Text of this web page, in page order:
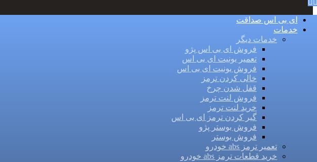
ای بی اس صداقت
خدمات
خدمات دیگر
فروش ای بی اس پژو
تعمیر یونیت ای بی اس
فروش یونیت ای بی اس
خالی کردن ترمز
قفل شدن چرخ
فروش لنت ترمز
خرید لنت ترمز
گیر کردن ترمز ای بی اس
فروش بوستر پژو
فروش بوستر
تعمیر ترمز abs خودرو
خرید قطعات ترمز abs خودرو